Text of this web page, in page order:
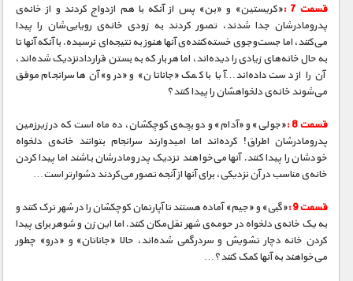
قسمت 7 :
«کریستین» و «بن» پس از آنکه با هم ازدواج کردند و از خانه‌ی
پدرومادرشان جدا شدند، تصور کردند به زودی خانه‌ی رویایی‌شان را پیدا
می‌کنند، اما جست‌و‌جوی خسته‌کننده‌ی آنها هنوز به نتیجه‌ای نرسیده. با آنکه آنها تا
به حال خانه‌های زیادی را دیده‌اند، اما هر بار که به بستن قراردادنزدیک شده‌اند،
آن را از دست داده‌اند…آیا با کمک «جاناتان» و «درو» آن‌ها سرانجام موفق
می‌شوند خانه‌ی دلخواهشان را پیدا کنند؟
قسمت 8 :
«جولی» و «آدام» و دو بچه‌ی کوچکشان، ده ماه است که در زیرزمین
پدرومادرشان اطراق! کرده‌اند اما امیدوارند سرانجام بتوانند خانه‌ی دلخواه
خودشان را پیدا کنند. آنها می‌خواهند نزدیک پدر ومادرشان باشند اما پیدا کردن
خانه‌ی مناسب در آن نزدیکی، برای آنها از آنجه تصور می‌کردند دشوارتر است…
قسمت 9 :
«گبی» و «جیم» آماده هستند تا آپارتمان کوچکشان را در شهر ترک کنند و
به یک خانه‌ی دلخواه در حومه‌ی شهر نقل‌مکان کنند. اما این زن و شوهر برای پیدا
کردن خانه دچار تشویش و سردرگمی شده‌اند، حالا «جاناتان» و «درو» چطور
می‌خواهند به آنها کمک کنند؟…